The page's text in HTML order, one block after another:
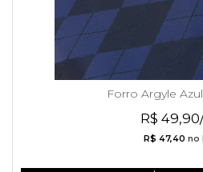
Forro Argyle
R$
R$ 47,40 no